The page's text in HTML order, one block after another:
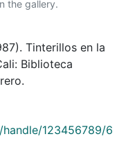
the gallery.
Tinterillos en la
Biblioteca
123456789/6